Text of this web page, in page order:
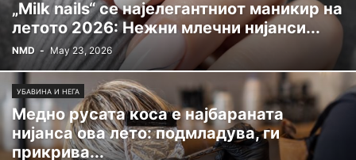
„Milk nails“ се најелегантниот маникир на
летото 2026: Нежни млечни нијанси...
NMD - May 23, 2026
УБАВИНА И НЕГА
Медно русата коса е најбараната
нијанса ова лето: подмладува, ги
прикрива...